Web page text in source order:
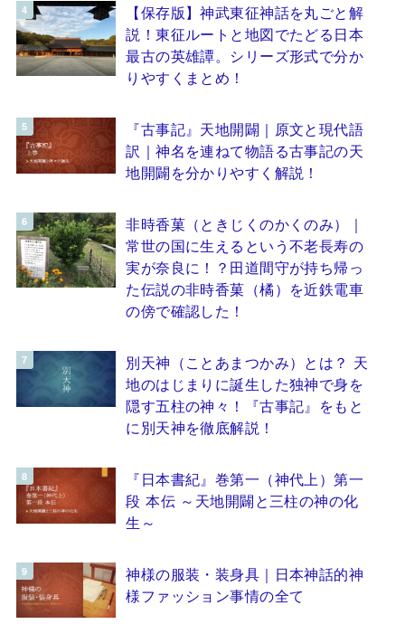
【保存版】神武東征神話を丸ごと解
説！東征ルートと地図でたどる日本
最古の英雄譚。シリーズ形式で分か
りやすくまとめ！
『古事記』天地開闢｜原文と現代語
訳｜神名を連ねて物語る古事記の天
地開闢を分かりやすく解説！
非時香菓（ときじくのかくのみ）｜
常世の国に生えるという不老長寿の
実が奈良に！？田道間守が持ち帰っ
た伝説の非時香菓（橘）を近鉄電車
の傍で確認した！
別天神（ことあまつかみ）とは？ 天
地のはじまりに誕生した独神で身を
隠す五柱の神々！『古事記』をもと
に別天神を徹底解説！
『日本書紀』巻第一（神代上）第一
段 本伝 ～天地開闢と三柱の神の化
生～
神様の服装・装身具｜日本神話的神
様ファッション事情の全て